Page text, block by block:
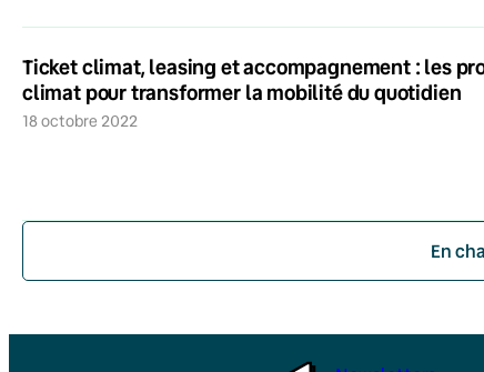
Ticket climat, leasing et accompagnement : les
climat pour transformer la mobilité du quotidien
18 octobre 2022
En